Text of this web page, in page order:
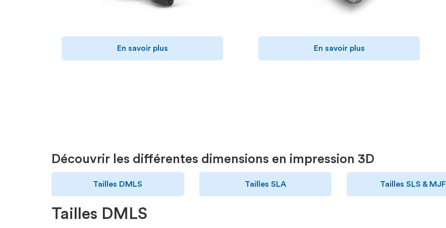
En savoir plus En savoir plus
Découvrir les différentes dimensions en impression 3D
Tailles DMLS Tailles SLA Tailles SLS & MJF
Tailles DMLS